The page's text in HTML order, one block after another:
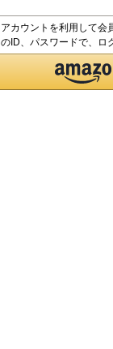
カウントを利用して会
ID、パスワードで、ロ